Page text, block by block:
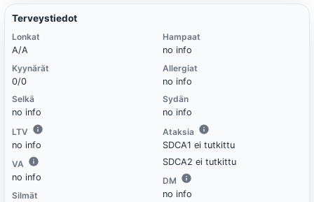
Terveystiedot
Lonkat
A/A
Kyynärät
0/0
Selkä
no info
LTV
no info
VA
no info
Silmät
Hampaat
no info
Allergiat
no info
Sydän
no info
Ataksia
SDCA1 ei tutkittu
SDCA2 ei tutkittu
DM
no info